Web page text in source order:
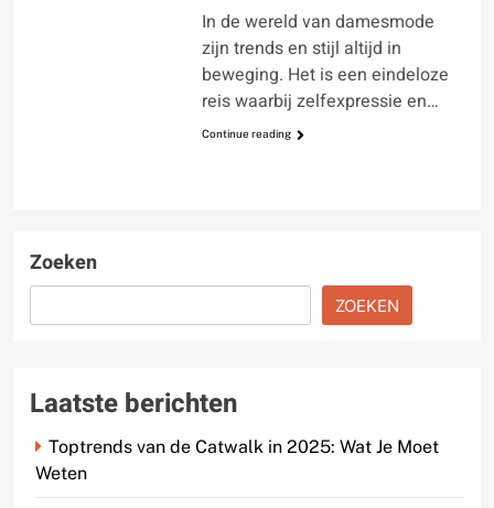
In de wereld van damesmode
zijn trends en stijl altijd in
beweging. Het is een eindeloze
reis waarbij zelfexpressie en…
Continue reading
Zoeken
ZOEKEN
Laatste berichten
Toptrends van de Catwalk in 2025: Wat Je Moet
Weten